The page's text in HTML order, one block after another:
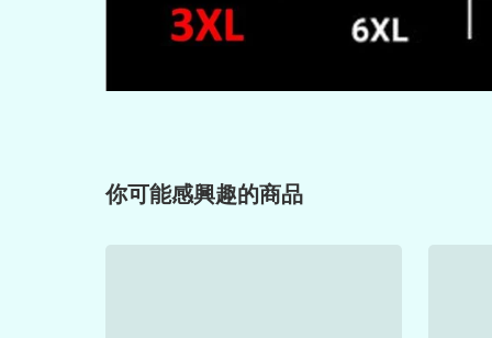
你可能感興趣的商品